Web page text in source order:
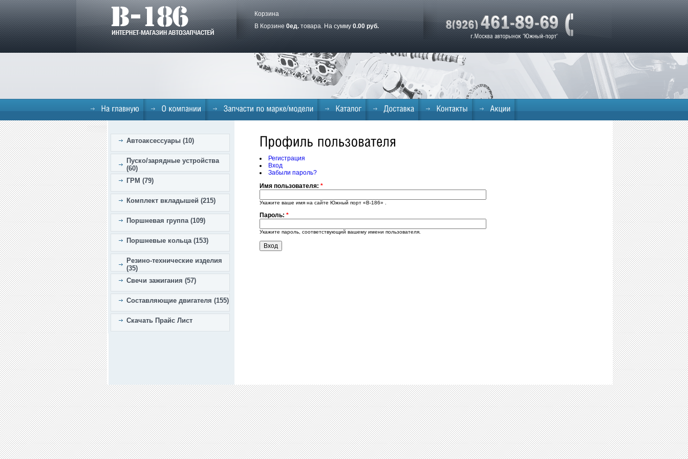
Корзина
В Корзине 0ед. товара. На сумму 0.00 руб.
Автоаксессуары (10)
Пуско/зарядные устройства
(60)
ГРМ (79)
Комплект вкладышей (215)
Поршневая группа (109)
Поршневые кольца (153)
Резино-технические изделия
(35)
Свечи зажигания (57)
Составляющие двигателя (155)
Скачать Прайс Лист
Регистрация
Вход
Забыли пароль?
Имя пользователя: *
Укажите ваше имя на сайте Южный порт «B-186» .
Пароль: *
Укажите пароль, соответствующий вашему имени пользователя.